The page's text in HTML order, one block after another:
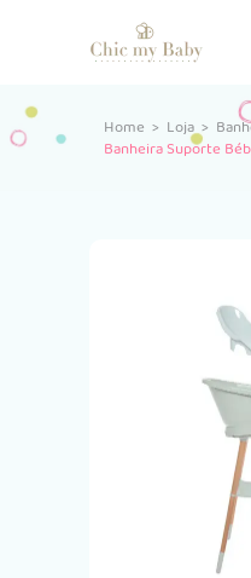
Home > Loja>
Banheira Suporte